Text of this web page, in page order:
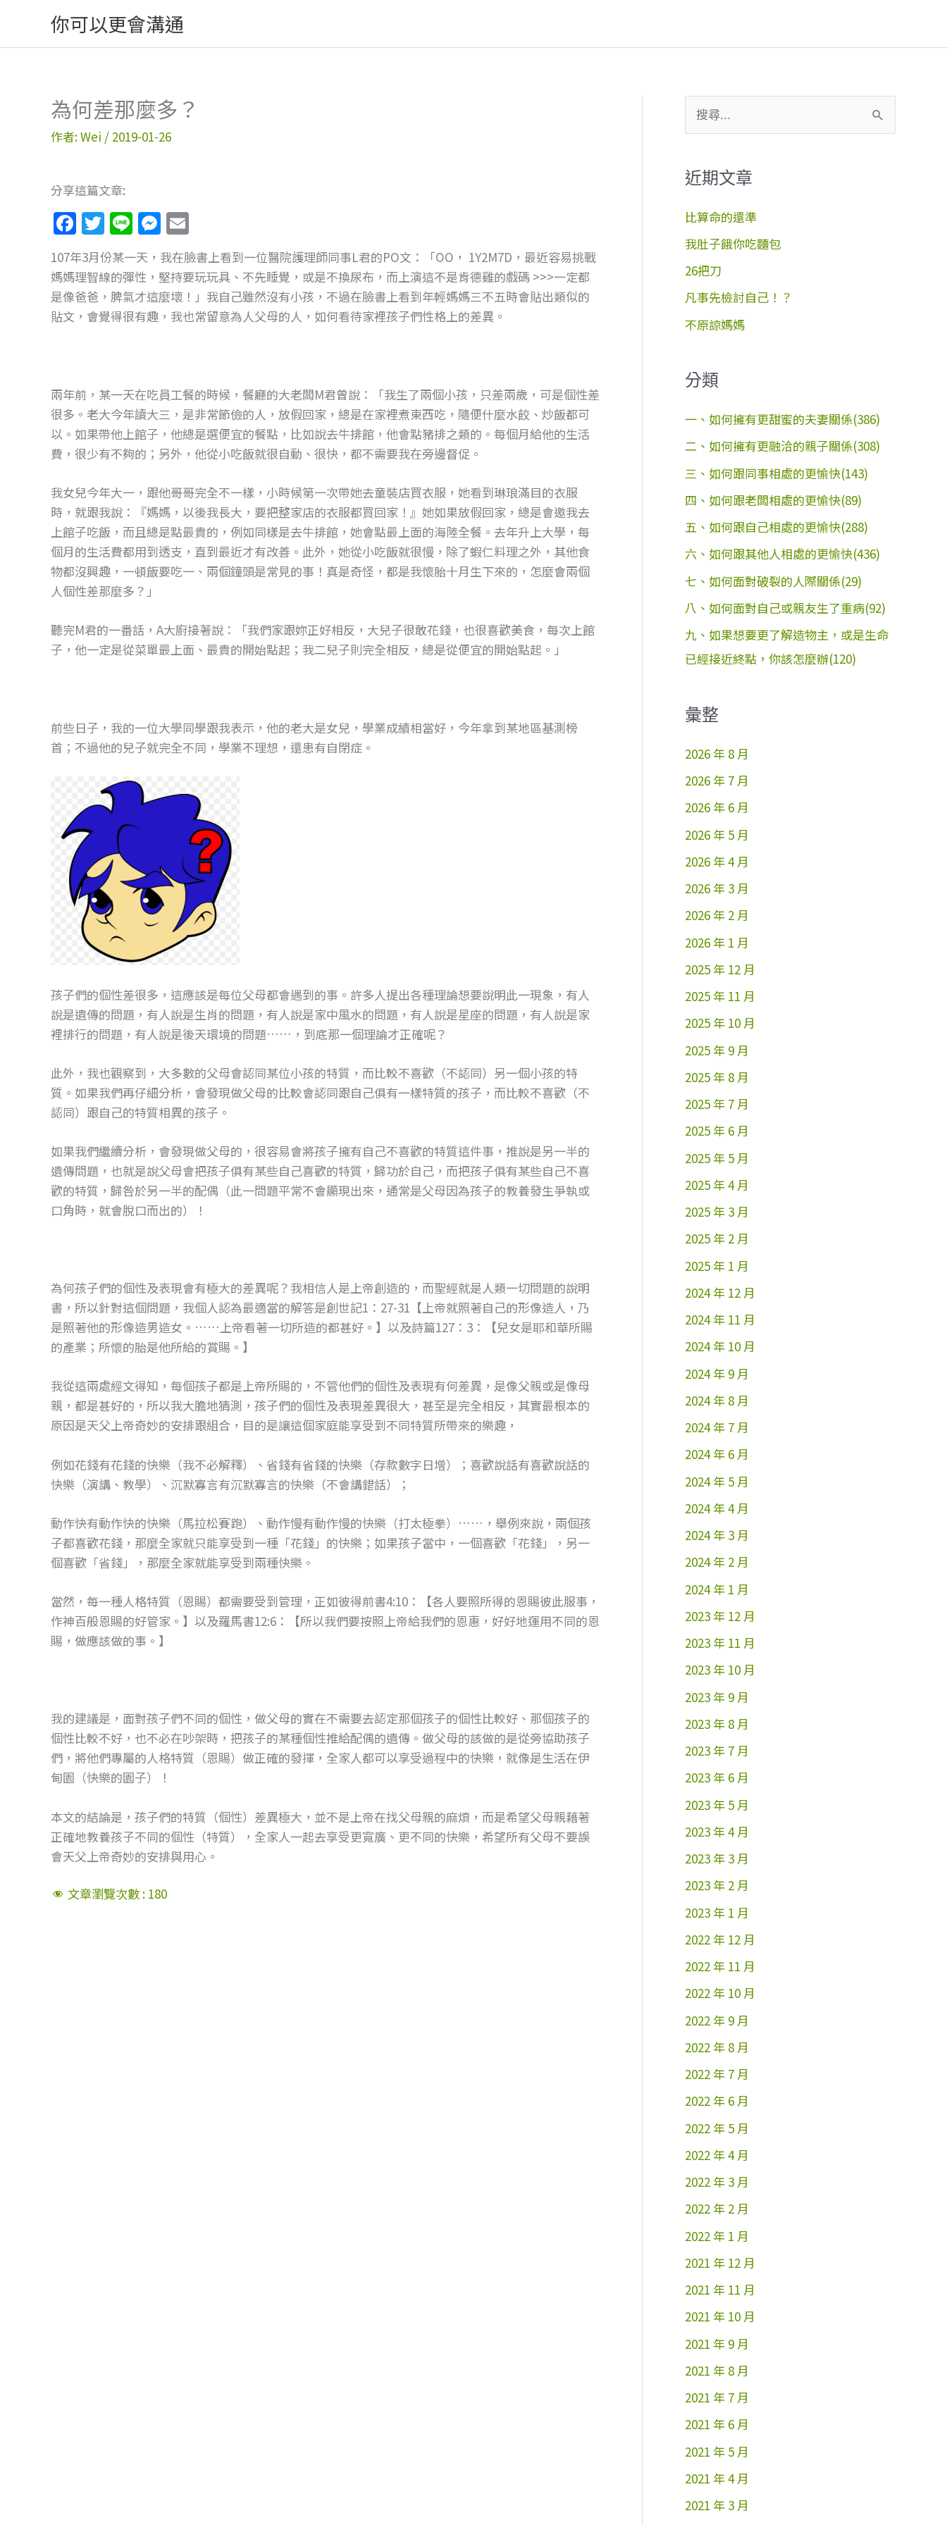
主
你可以更會溝通
為何差那麼多？
作者:Wei / 2019-01-26
分享這篇文章:
F
a
c
e
b
k
T
w
itt
er
Li
n
e
M
e
ss
e
n
m
ai
l
107年3月份某一天，我在臉書上看到一位醫院護理師同事L君的PO文：「OO， 1Y2M7D，最近容易挑戰
媽媽理智線的彈性，堅持要玩玩具、不先睡覺，或是不換尿布，而上演這不是肯德雞的戲碼 >>>一定都
是像爸爸，脾氣才這麼壞！」我自己雖然沒有小孩，不過在臉書上看到年輕媽媽三不五時會貼出類似的
貼文，會覺得很有趣，我也常留意為人父母的人，如何看待家裡孩子們性格上的差異。
兩年前，某一天在吃員工餐的時候，餐廳的大老闆M君曾說：「我生了兩個小孩，只差兩歲，可是個性差
很多。老大今年讀大三，是非常節儉的人，放假回家，總是在家裡煮東西吃，隨便什麼水餃、炒飯都可
以。如果帶他上館子，他總是選便宜的餐點，比如說去牛排館，他會點豬排之類的。每個月給他的生活
費，很少有不夠的；另外，他從小吃飯就很自動、很快，都不需要我在旁邊督促。
我女兒今年大一，跟他哥哥完全不一樣，小時候第一次帶她去童裝店買衣服，她看到琳琅滿目的衣服
時，就跟我說：『媽媽，以後我長大，要把整家店的衣服都買回家！』她如果放假回家，總是會邀我去
上館子吃飯，而且總是點最貴的，例如同樣是去牛排館，她會點最上面的海陸全餐。去年升上大學，每
個月的生活費都用到透支，直到最近才有改善。此外，她從小吃飯就很慢，除了蝦仁料理之外，其他食
物都沒興趣，一頓飯要吃一、兩個鐘頭是常見的事！真是奇怪，都是我懷胎十月生下來的，怎麼會兩個
人個性差那麼多？」
聽完M君的一番話，A大廚接著說：「我們家跟妳正好相反，大兒子很敢花錢，也很喜歡美食，每次上館
子，他一定是從菜單最上面、最貴的開始點起；我二兒子則完全相反，總是從便宜的開始點起。」
前些日子，我的一位大學同學跟我表示，他的老大是女兒，學業成績相當好，今年拿到某地區基測榜
首；不過他的兒子就完全不同，學業不理想，還患有自閉症。
孩子們的個性差很多，這應該是每位父母都會遇到的事。許多人提出各種理論想要說明此一現象，有人
說是遺傳的問題，有人說是生肖的問題，有人說是家中風水的問題，有人說是星座的問題，有人說是家
裡排行的問題，有人說是後天環境的問題……，到底那一個理論才正確呢？
此外，我也觀察到，大多數的父母會認同某位小孩的特質，而比較不喜歡（不認同）另一個小孩的特
質。如果我們再仔細分析，會發現做父母的比較會認同跟自己俱有一樣特質的孩子，而比較不喜歡（不
認同）跟自己的特質相異的孩子。
如果我們繼續分析，會發現做父母的，很容易會將孩子擁有自己不喜歡的特質這件事，推說是另一半的
遺傳問題，也就是說父母會把孩子俱有某些自己喜歡的特質，歸功於自己，而把孩子俱有某些自己不喜
歡的特質，歸咎於另一半的配偶（此一問題平常不會顯現出來，通常是父母因為孩子的教養發生爭執或
口角時，就會脫口而出的）！
為何孩子們的個性及表現會有極大的差異呢？我相信人是上帝創造的，而聖經就是人類一切問題的說明
書，所以針對這個問題，我個人認為最適當的解答是創世記1：27-31【上帝就照著自己的形像造人，乃
是照著他的形像造男造女。……上帝看著一切所造的都甚好。】以及詩篇127：3：【兒女是耶和華所賜
的產業；所懷的胎是他所給的賞賜。】
我從這兩處經文得知，每個孩子都是上帝所賜的，不管他們的個性及表現有何差異，是像父親或是像母
親，都是甚好的，所以我大膽地猜測，孩子們的個性及表現差異很大，甚至是完全相反，其實最根本的
原因是天父上帝奇妙的安排跟組合，目的是讓這個家庭能享受到不同特質所帶來的樂趣，
例如花錢有花錢的快樂（我不必解釋）、省錢有省錢的快樂（存款數字日增）；喜歡說話有喜歡說話的
快樂（演講、教學）、沉默寡言有沉默寡言的快樂（不會講錯話）；
動作快有動作快的快樂（馬拉松賽跑）、動作慢有動作慢的快樂（打太極拳）……，舉例來說，兩個孩
子都喜歡花錢，那麼全家就只能享受到一種「花錢」的快樂；如果孩子當中，一個喜歡「花錢」，另一
個喜歡「省錢」，那麼全家就能享受到兩種快樂。
當然，每一種人格特質（恩賜）都需要受到管理，正如彼得前書4:10：【各人要照所得的恩賜彼此服事，
作神百般恩賜的好管家。】以及羅馬書12:6：【所以我們要按照上帝給我們的恩惠，好好地運用不同的恩
賜，做應該做的事。】
我的建議是，面對孩子們不同的個性，做父母的實在不需要去認定那個孩子的個性比較好、那個孩子的
個性比較不好，也不必在吵架時，把孩子的某種個性推給配偶的遺傳。做父母的該做的是從旁協助孩子
們，將他們專屬的人格特質（恩賜）做正確的發揮，全家人都可以享受過程中的快樂，就像是生活在伊
甸園（快樂的園子）！
本文的結論是，孩子們的特質（個性）差異極大，並不是上帝在找父母親的麻煩，而是希望父母親藉著
正確地教養孩子不同的個性（特質），全家人一起去享受更寬廣、更不同的快樂，希望所有父母不要誤
會天父上帝奇妙的安排與用心。
文章瀏覽次數 : 180
尋
鍵
字
:
近期文章
比算命的還準
我肚子餓你吃麵包
26把刀
凡事先檢討自己！？
不原諒媽媽
分類
一、如何擁有更甜蜜的夫妻關係(386)
二、如何擁有更融洽的親子關係(308)
三、如何跟同事相處的更愉快(143)
四、如何跟老闆相處的更愉快(89)
五、如何跟自己相處的更愉快(288)
六、如何跟其他人相處的更愉快(436)
七、如何面對破裂的人際關係(29)
八、如何面對自己或親友生了重病(92)
九、如果想要更了解造物主，或是生命
已經接近終點，你該怎麼辦(120)
彙整
2026 年 8 月
2026 年 7 月
2026 年 6 月
2026 年 5 月
2026 年 4 月
2026 年 3 月
2026 年 2 月
2026 年 1 月
2025 年 12 月
2025 年 11 月
2025 年 10 月
2025 年 9 月
2025 年 8 月
2025 年 7 月
2025 年 6 月
2025 年 5 月
2025 年 4 月
2025 年 3 月
2025 年 2 月
2025 年 1 月
2024 年 12 月
2024 年 11 月
2024 年 10 月
2024 年 9 月
2024 年 8 月
2024 年 7 月
2024 年 6 月
2024 年 5 月
2024 年 4 月
2024 年 3 月
2024 年 2 月
2024 年 1 月
2023 年 12 月
2023 年 11 月
2023 年 10 月
2023 年 9 月
2023 年 8 月
2023 年 7 月
2023 年 6 月
2023 年 5 月
2023 年 4 月
2023 年 3 月
2023 年 2 月
2023 年 1 月
2022 年 12 月
2022 年 11 月
2022 年 10 月
2022 年 9 月
2022 年 8 月
2022 年 7 月
2022 年 6 月
2022 年 5 月
2022 年 4 月
2022 年 3 月
2022 年 2 月
2022 年 1 月
2021 年 12 月
2021 年 11 月
2021 年 10 月
2021 年 9 月
2021 年 8 月
2021 年 7 月
2021 年 6 月
2021 年 5 月
2021 年 4 月
2021 年 3 月